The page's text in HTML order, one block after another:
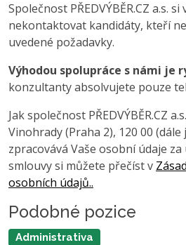
Společnost PŘEDVÝBĚR.CZ a.s.
nekontaktovat kandidáty, kteří
uvedené požadavky.
Výhodou spolupráce s námi je
konzultanty absolvujete pouze
Jak společnost PŘEDVÝBĚR.CZ
Vinohrady (Praha 2), 120 00 (dále
zpracovává Vaše osobní údaje
smlouvy si můžete přečíst v
osobních údajů..
Podobné pozice
Administrativa